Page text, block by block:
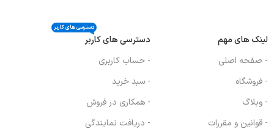
لینک های مهم
- صفحه اصلی
- فروشگاه
- وبلاگ
- قوانین و مقررات
دسترسی های کاربر
دسترسی های کاربر
- حساب کاربری
- سبد خرید
- همکاری در فروش
- دریافت نمایندگی